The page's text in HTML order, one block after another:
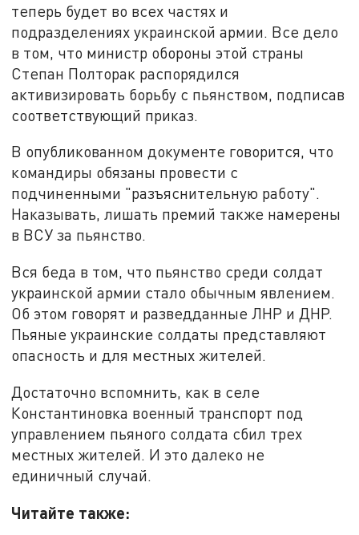
теперь будет во всех частях и
подразделениях украинской армии. Все дело
в том, что министр обороны этой страны
Степан Полторак распорядился
активизировать борьбу с пьянством, подписав
соответствующий приказ.
В опубликованном документе говорится, что
командиры обязаны провести с
подчиненными "разъяснительную работу".
Наказывать, лишать премий также намерены
в ВСУ за пьянство.
Вся беда в том, что пьянство среди солдат
украинской армии стало обычным явлением.
Об этом говорят и разведданные ЛНР и ДНР.
Пьяные украинские солдаты представляют
опасность и для местных жителей.
Достаточно вспомнить, как в селе
Константиновка военный транспорт под
управлением пьяного солдата сбил трех
местных жителей. И это далеко не
единичный случай.
Читайте также: